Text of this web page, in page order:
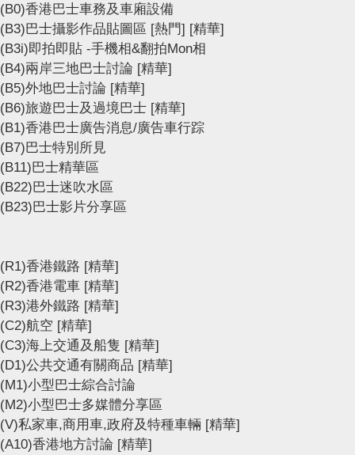
(B0)香港巴士車務及車廂設備
(B3)巴士攝影作品貼圖區 [熱門] [精華]
(B3i)即拍即貼 -手機相&翻拍Mon相
(B4)兩岸三地巴士討論 [精華]
(B5)外地巴士討論 [精華]
(B6)旅遊巴士及過境巴士 [精華]
(B1)香港巴士廣告消息/廣告車行踪
(B7)巴士特別所見
(B11)巴士精華區
(B22)巴士迷吹水區
(B23)巴士影片分享區
(R1)香港鐵路 [精華]
(R2)香港電車 [精華]
(R3)港外鐵路 [精華]
(C2)航空 [精華]
(C3)海上交通及船隻 [精華]
(D1)公共交通有關商品 [精華]
(M1)小型巴士綜合討論
(M2)小型巴士多媒體分享區
(V)私家車,商用車,政府及特種車輛 [精華]
(A10)香港地方討論 [精華]